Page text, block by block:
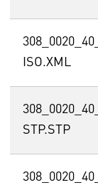
ISO.XML
STP.STP